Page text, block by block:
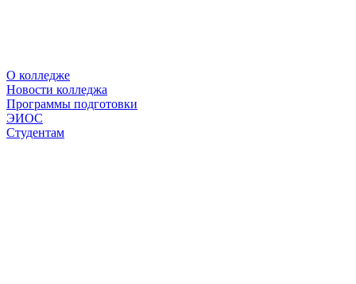
О колледже
Новости колледжа
Программы подготовки
ЭИОС
Студентам